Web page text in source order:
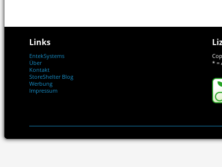
Links
EntekSystems
Über
Kontakt
StoreShelter Blog
Werbung
Impressum
* =